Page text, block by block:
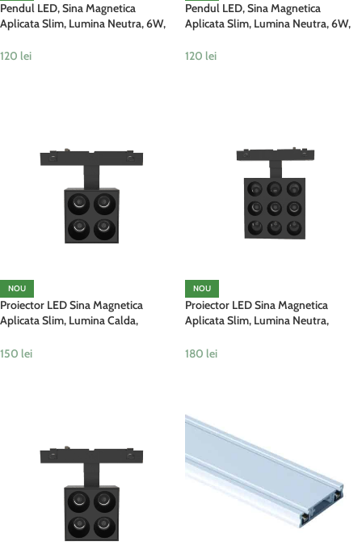
Pendul LED, Sina Magnetica
Aplicata Slim, Lumina Neutra, 6W,
120 lei
Pendul LED, Sina Magnetica
Aplicata Slim, Lumina Neutra, 6W,
120 lei
NOU
Proiector LED Sina Magnetica
Aplicata Slim, Lumina Calda,
150 lei
NOU
Proiector LED Sina Magnetica
Aplicata Slim, Lumina Neutra,
180 lei